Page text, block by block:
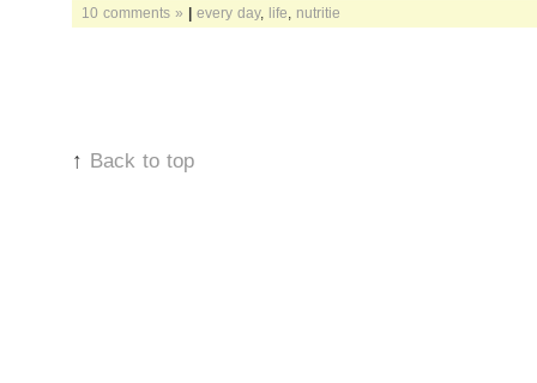
10 comments » | every day, life nutritie
↑ Back to top